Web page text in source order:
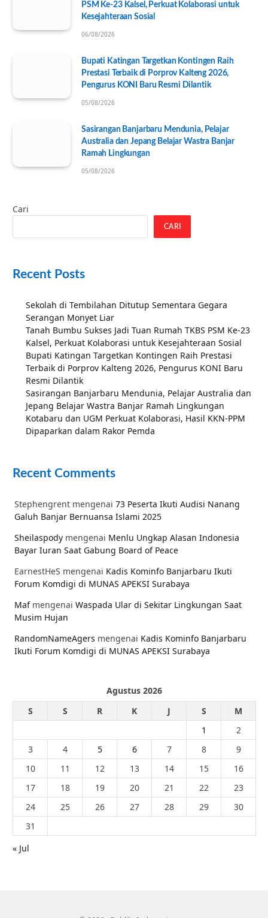
PSM Ke-23 Kalsel, Perkuat Kolaborasi untuk
Kesejahteraan Sosial
06/08/2026
Bupati Katingan Targetkan Kontingen Raih
Prestasi Terbaik di Porprov Kalteng 2026,
Pengurus KONI Baru Resmi Dilantik
05/08/2026
Sasirangan Banjarbaru Mendunia, Pelajar
Australia dan Jepang Belajar Wastra Banjar
Ramah Lingkungan
05/08/2026
Cari
CARI
Recent Posts
Sekolah di Tembilahan Ditutup Sementara Gegara
Serangan Monyet Liar
Tanah Bumbu Sukses Jadi Tuan Rumah TKBS PSM Ke-23
Kalsel, Perkuat Kolaborasi untuk Kesejahteraan Sosial
Bupati Katingan Targetkan Kontingen Raih Prestasi
Terbaik di Porprov Kalteng 2026, Pengurus KONI Baru
Resmi Dilantik
Sasirangan Banjarbaru Mendunia, Pelajar Australia dan
Jepang Belajar Wastra Banjar Ramah Lingkungan
Kotabaru dan UGM Perkuat Kolaborasi, Hasil KKN-PPM
Dipaparkan dalam Rakor Pemda
Recent Comments
Stephengrent mengenai 73 Peserta Ikuti Audisi Nanang
Galuh Banjar Bernuansa Islami 2025
Sheilaspody mengenai Menlu Ungkap Alasan Indonesia
Bayar Iuran Saat Gabung Board of Peace
EarnestHeS mengenai Kadis Kominfo Banjarbaru Ikuti
Forum Komdigi di MUNAS APEKSI Surabaya
Mafmengenai Waspada Ular di Sekitar Lingkungan Saat
Musim Hujan
RandomNameAgers mengenai Kadis Kominfo Banjarbaru
Ikuti Forum Komdigi di MUNAS APEKSI Surabaya
Agustus 2026
S
S R K J S
M
1
2
3
4 5 6 7 8
9
10
11 12 13 14 15
16
17
18 19 20 21 22
23
24
25 26 27 28 29
30
31
« Jul